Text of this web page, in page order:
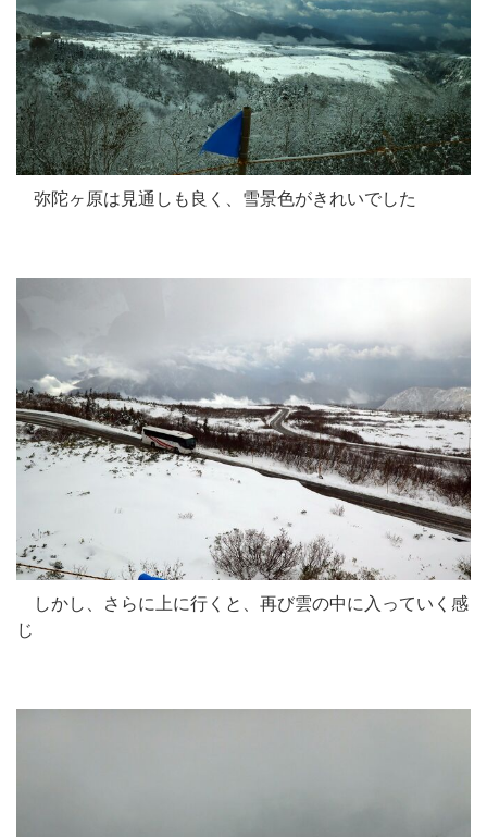
弥陀ヶ原は見通しも良く、雪景色がきれいでした
しかし、さらに上に行くと、再び雲の中に入っていく感
じ